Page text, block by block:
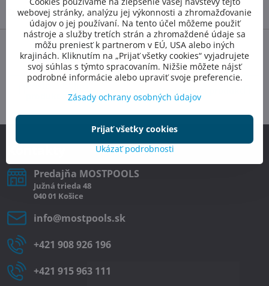
Diskusia 0
FacebookTwitterBlueskyPinterestRedditLinkedInWhatsApp
E-
mail
Predchádzajúci
Predajňa MOSTPOOLS
Južná trieda 48
040 01 Košice
info​@mostpools​.sk
+421 908 926 196
+421 915 963 111
webovej stránky, analýzu jej výkonnosti a zhromažďovanie
údajov o jej používaní. Na tento účel môžeme použiť
nástroje a služby tretích strán a zhromaždené údaje sa
môžu preniesť k partnerom v EÚ, USA alebo iných
krajinách. Kliknutím na „Prijať všetky cookies“ vyjadrujete
svoj súhlas s týmto spracovaním. Nižšie môžete nájsť
podrobné informácie alebo upraviť svoje preferencie.
Zásady ochrany osobných údajov
Ukázať podrobnosti
Prijať všetky cookies